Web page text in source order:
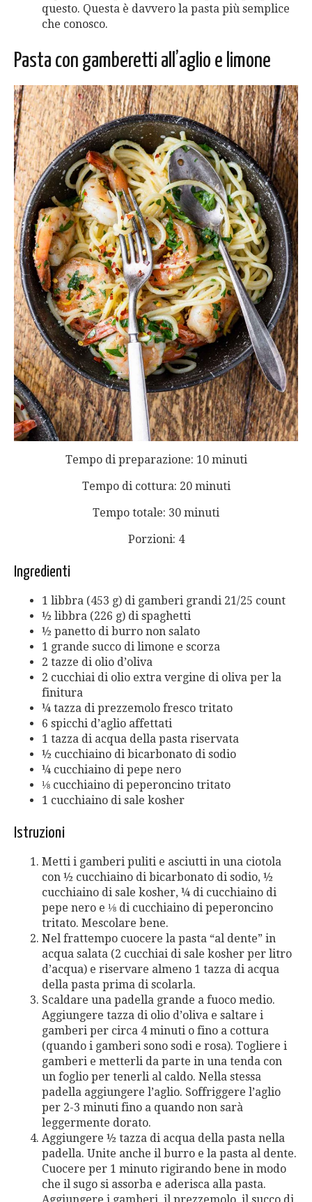
questo. Questa è davvero la pasta più semplice
che conosco.
Pasta con gamberetti all’aglio e limone
Tempo di preparazione: 10 minuti
Tempo di cottura: 20 minuti
Tempo totale: 30 minuti
Porzioni: 4
Ingredienti
1 libbra (453 g) di gamberi grandi 21/25 count
½ libbra (226 g) di spaghetti
½ panetto di burro non salato
1 grande succo di limone e scorza
2 tazze di olio d’oliva
2 cucchiai di olio extra vergine di oliva per la
finitura
¼ tazza di prezzemolo fresco tritato
6 spicchi d’aglio affettati
1 tazza di acqua della pasta riservata
½ cucchiaino di bicarbonato di sodio
¼ cucchiaino di pepe nero
⅛ cucchiaino di peperoncino tritato
1 cucchiaino di sale kosher
Istruzioni
Metti i gamberi puliti e asciutti in una ciotola
con ½ cucchiaino di bicarbonato di sodio, ½
cucchiaino di sale kosher, ¼ di cucchiaino di
pepe nero e ⅛ di cucchiaino di peperoncino
tritato. Mescolare bene.
Nel frattempo cuocere la pasta “al dente” in
acqua salata (2 cucchiai di sale kosher per litro
d’acqua) e riservare almeno 1 tazza di acqua
della pasta prima di scolarla.
Scaldare una padella grande a fuoco medio.
Aggiungere tazza di olio d’oliva e saltare i
gamberi per circa 4 minuti o fino a cottura
(quando i gamberi sono sodi e rosa). Togliere i
gamberi e metterli da parte in una tenda con
un foglio per tenerli al caldo. Nella stessa
padella aggiungere l’aglio. Soffriggere l’aglio
per 2-3 minuti fino a quando non sarà
leggermente dorato.
Aggiungere ½ tazza di acqua della pasta nella
padella. Unite anche il burro e la pasta al dente.
Cuocere per 1 minuto rigirando bene in modo
che il sugo si assorba e aderisca alla pasta.